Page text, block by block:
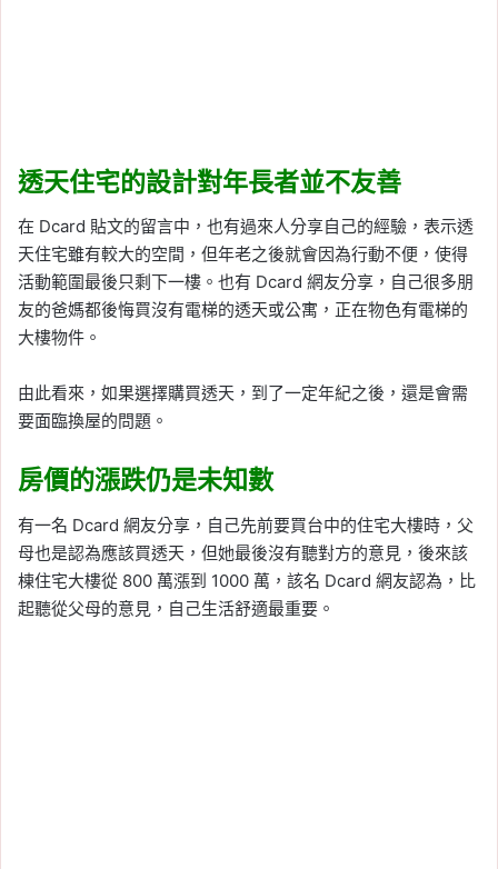
透天住宅的設計對年長者並不友善
在 Dcard 貼文的留言中，也有過來人分享自己的經驗，表示透
天住宅雖有較大的空間，但年老之後就會因為行動不便，使得
活動範圍最後只剩下一樓。也有 Dcard 網友分享，自己很多朋
友的爸媽都後悔買沒有電梯的透天或公寓，正在物色有電梯的
大樓物件。
由此看來，如果選擇購買透天，到了一定年紀之後，還是會需
要面臨換屋的問題。
房價的漲跌仍是未知數
有一名 Dcard 網友分享，自己先前要買台中的住宅大樓時，父
母也是認為應該買透天，但她最後沒有聽對方的意見，後來該
棟住宅大樓從 800 萬漲到 1000 萬，該名 Dcard 網友認為，比
起聽從父母的意見，自己生活舒適最重要。